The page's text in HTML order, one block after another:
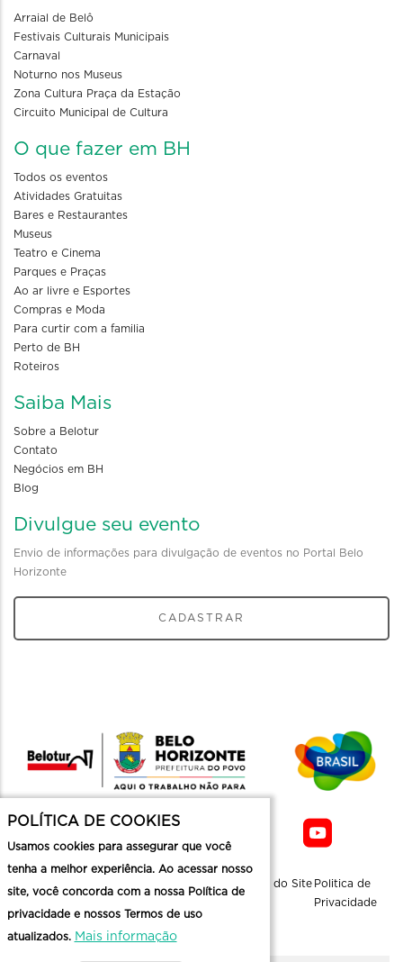
Arraial de Belô
Festivais Culturais Municipais
Carnaval
Noturno nos Museus
Zona Cultura Praça da Estação
Circuito Municipal de Cultura
O que fazer em BH
Todos os eventos
Atividades Gratuitas
Bares e Restaurantes
Museus
Teatro e Cinema
Parques e Praças
Ao ar livre e Esportes
Compras e Moda
Para curtir com a familia
Perto de BH
Roteiros
Saiba Mais
Sobre a Belotur
Contato
Negócios em BH
Blog
Divulgue seu evento
Envio de informações para divulgação de eventos no Portal Belo
Horizonte
CADASTRAR
Mapa do Site Politica de
Privacidade
POLÍTICA DE COOKIES
Usamos cookies para assegurar que você
tenha a melhor experiência. Ao acessar nosso
site, você concorda com a nossa Política de
privacidade e nossos Termos de uso
atualizados. Mais informação